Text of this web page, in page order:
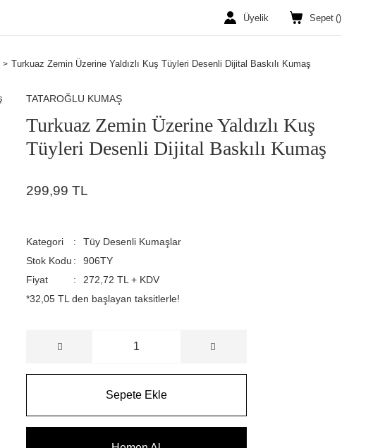
Üyelik Sepet ()
Turkuaz Zemin Üzerine Yaldızlı Kuş Tüyleri Desenli Dijital Baskılı Kumaş
TATAROĞLU KUMAŞ
Turkuaz Zemin Üzerine Yaldızlı Kuş
Tüyleri Desenli Dijital Baskılı Kumaş
299,99 TL
Kategori
Tüy Desenli Kumaşlar
Stok Kodu
906TY
Fiyat
272,72 TL + KDV
*32,05 TL den başlayan taksitlerle!
Sepete Ekle